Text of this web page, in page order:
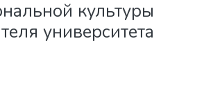
культуры
университета